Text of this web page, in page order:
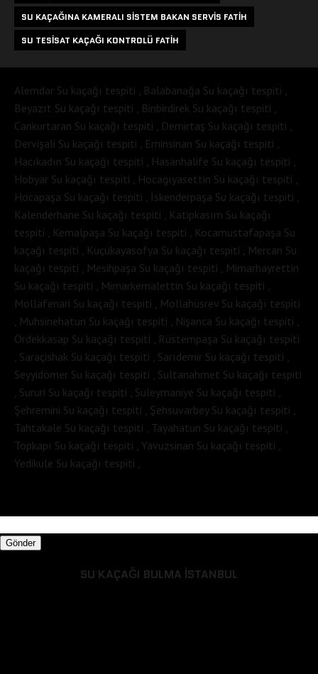
SU KAÇAĞINA KAMERALI SISTEM BAKAN SERVIS FATIH
SU TESISAT KAÇAĞI KONTROLÜ FATIH
Alemdar Su kaçağı tespiti , Balabanağa Su kaçağı tespiti ,
Beyazıt Su kaçağı tespiti , Binbirdirek Su kaçağı tespiti ,
Cankurtaran Su kaçağı tespiti , Demirtaş Su kaçağı tespiti ,
Dervişali Su kaçağı tespiti , Eminsinan Su kaçağı tespiti ,
Hacıkadın Su kaçağı tespiti , Hasanhalife Su kaçağı tespiti ,
Hobyar Su kaçağı tespiti , Hocagıyasettin Su kaçağı tespiti ,
Hocapaşa Su kaçağı tespiti , İskenderpaşa Su kaçağı tespiti ,
Kalenderhane Su kaçağı tespiti , Katipkasım Su kaçağı
tespiti , Kemalpaşa Su kaçağı tespiti , Kocamustafapaşa Su
kaçağı tespiti , Küçükayasofya Su kaçağı tespiti , Mercan Su
kaçağı tespiti , Mesihpaşa Su kaçağı tespiti , Mimarhayrettin
Su kaçağı tespiti , Mimarkemalettin Su kaçağı tespiti ,
Mollafenari Su kaçağı tespiti , Mollahüsrev Su kaçağı tespiti
, Muhsinehatun Su kaçağı tespiti , Nişanca Su kaçağı tespiti ,
Ördekkasap Su kaçağı tespiti , Rüstempaşa Su kaçağı tespiti
, Saraçishak Su kaçağı tespiti , Sarıdemir Su kaçağı tespiti ,
Seyyidömer Su kaçağı tespiti , Sultanahmet Su kaçağı tespiti
, Sururi Su kaçağı tespiti , Süleymaniye Su kaçağı tespiti ,
Şehremini Su kaçağı tespiti , Şehsuvarbey Su kaçağı tespiti ,
Tahtakale Su kaçağı tespiti , Tayahatun Su kaçağı tespiti ,
Topkapı Su kaçağı tespiti , Yavuzsinan Su kaçağı tespiti ,
Yedikule Su kaçağı tespiti ,
Gönder
SU KAÇAĞI BULMA İSTANBUL